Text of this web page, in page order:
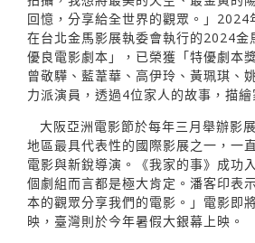
回憶，分享給全世界的觀眾。」2024
在台北金馬影展執委會執行的2024金
優良電影劇本」，已榮獲「特優劇本
曾敬驊、藍葦華、高伊玲、黃珮琪、
力派演員，透過4位家人的故事，描繪
大阪亞洲電影節於每年三月舉辦影
地區最具代表性的國際影展之一，一
電影與新銳導演。《我家的事》成功
個劇組而言都是極大肯定。潘客印表
本的觀眾分享我們的電影。」電影即
映，臺灣則於今年暑假大銀幕上映。